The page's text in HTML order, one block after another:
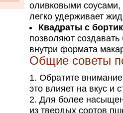
оливковыми соусами,
легко удерживает
Квадраты с
позволяют
внутри формата
Общие советы
Обратите
это влияет на вкус и
Для более
из твердых сортов